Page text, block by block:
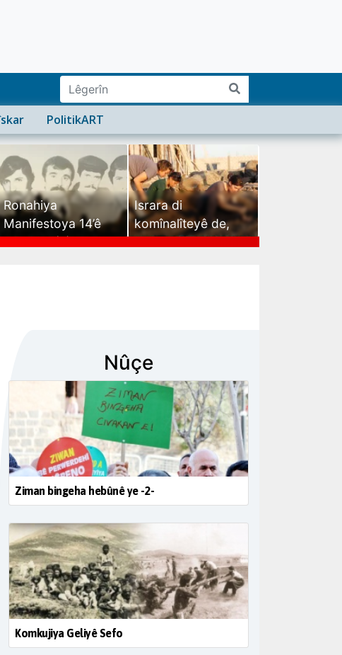
PolitikART
Ronahiya
Manifestoya 14’ê
Israra di
komînalîteyê de,
Nûçe
Ziman bingeha hebûnê ye -2-
Komkujiya Geliyê Sefo